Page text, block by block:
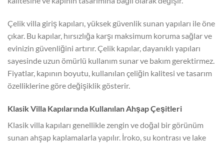
Çelik villa giriş kapıları, yüksek güvenlik sunan yapıları ile öne
çıkar. Bu kapılar, hırsızlığa karşı maksimum koruma sağlar ve
evinizin güvenliğini artırır. Çelik kapılar, dayanıklı yapıları
sayesinde uzun ömürlü kullanım sunar ve bakım gerektirmez.
Fiyatlar, kapının boyutu, kullanılan çeliğin kalitesi ve tasarım
özelliklerine göre değişiklik gösterir.
Klasik Villa Kapılarında Kullanılan Ahşap Çeşitleri
Klasik villa kapıları genellikle zengin ve doğal bir görünüm
sunan ahşap kaplamalarla yapılır. İroko, su kontrası ve lake